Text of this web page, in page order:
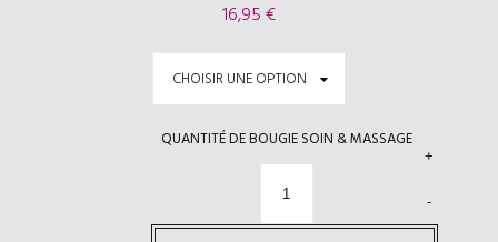
16,95€
QUANTITÉ DE BOUGIE SOIN & MASSAGE